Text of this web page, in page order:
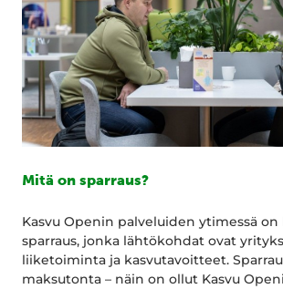
Mitä on sparraus?
Kasvu Openin palveluiden ytimessä
sparraus, jonka lähtökohdat ovat
liiketoiminta ja kasvutavoitteet.
maksutonta – näin on ollut Kasvu